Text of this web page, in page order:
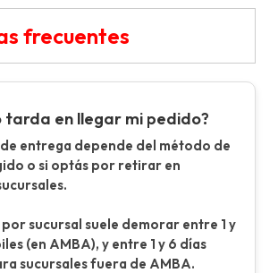
frecuentes
tarda en llegar mi pedido?
entrega depende del método de
o si optás por retirar en
sucursal suele demorar entre 1 y
(en AMBA), y entre 1 y 6 días
sucursales fuera de AMBA.